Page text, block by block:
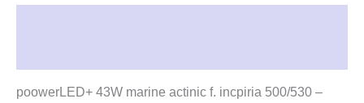
poowerLED+ 43W marine actinic f. incpiria 500/530 –